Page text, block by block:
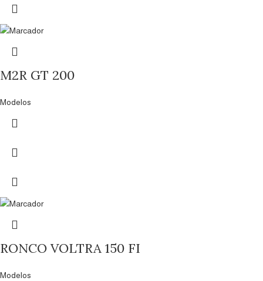
M2R GT 200
Modelos
RONCO VOLTRA 150 FI
Modelos